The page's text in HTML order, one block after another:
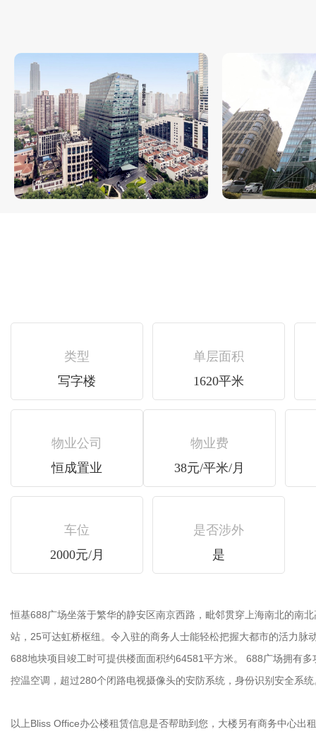
类型
写字楼
单层面积
1620平米
物业公司
恒成置业
物业费
38元/平米/月
车位
2000元/月
是否涉外
是
恒基688广场坐落于繁华的静安区南京西路，毗邻贯穿上海南北的南北高
站，25可达虹桥枢纽。令入驻的商务人士能轻松把握大都市的活力
688地块项目竣工时可提供楼面面积约64581平方米。 688广场拥有多功
控温空调，超过280个闭路电视摄像头的安防系统，身份识别安全系统
以上Bliss Office办公楼租赁信息是否帮助到您，大楼另有商务中心出租